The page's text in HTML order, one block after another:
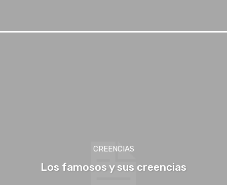
CREENCIAS
Los famosos y sus creencias